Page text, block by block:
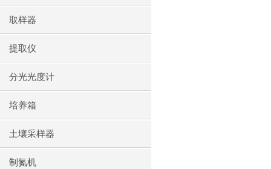
取样器
提取仪
分光光度计
培养箱
土壤采样器
制氮机